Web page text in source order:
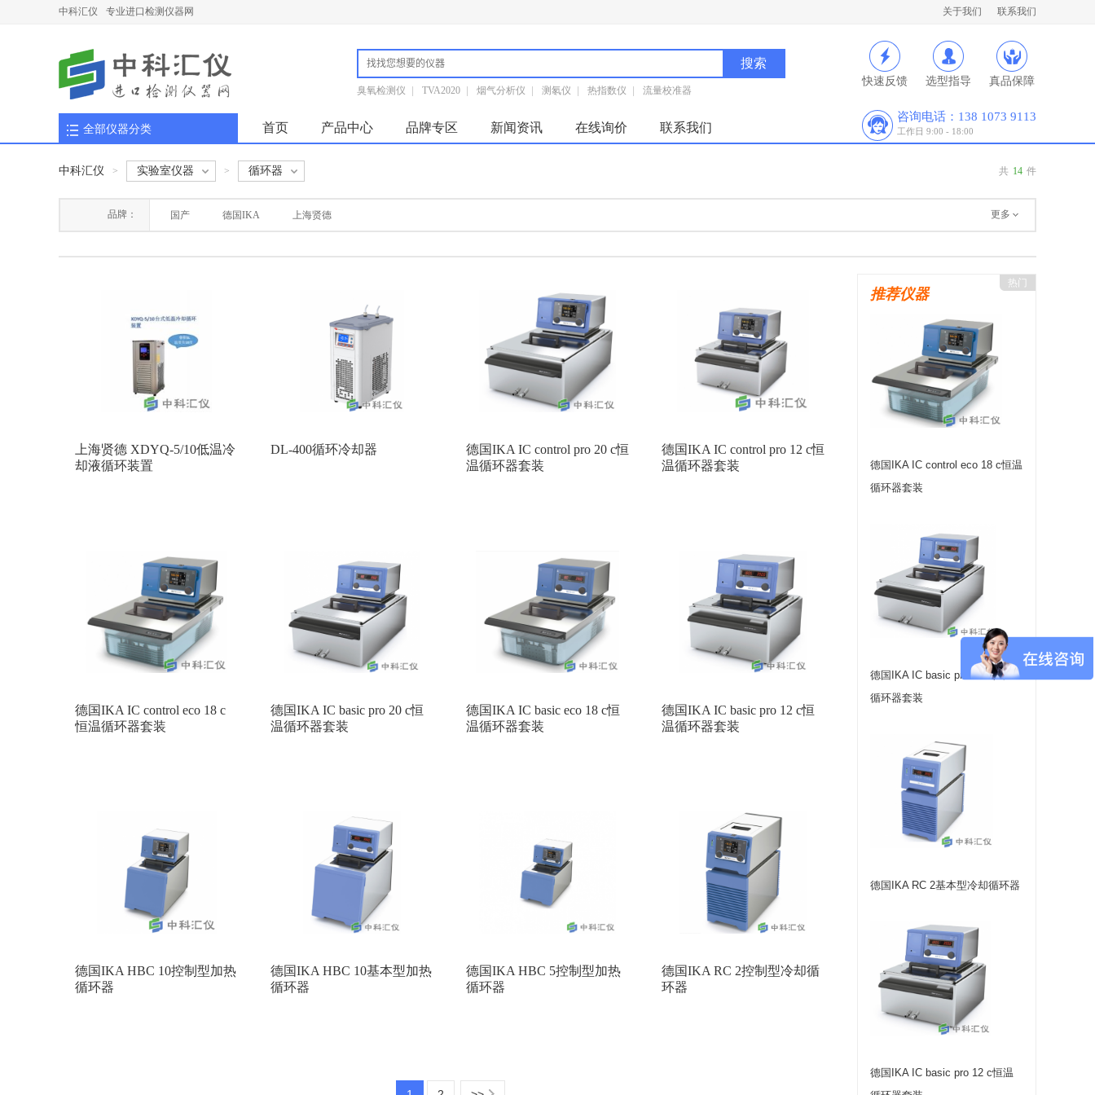
中科汇仪 专业进口检测仪器网 关于我们 联系我们
快速反馈 选型指导 真品保障
臭氧检测仪 TVA2020 烟气分析仪 测氡仪 热指数仪 流量校准器
首页 产品中心 品牌专区 新闻资讯 在线询价 联系我们
咨询电话：138 1073 9113
工作日 9:00 - 18:00
全部仪器分类
共 14 件
中科汇仪 > 实验室仪器 > 循环器
品牌： 国产 德国IKA 上海贤德 更多
上海贤德 XDYQ-5/10低温冷
却液循环装置
DL-400循环冷却器
德国IKA IC control pro 20 c恒
温循环器套装
德国IKA IC control pro 12 c恒
温循环器套装
德国IKA IC control eco 18 c
恒温循环器套装
德国IKA IC basic pro 20 c恒
温循环器套装
德国IKA IC basic eco 18 c恒
温循环器套装
德国IKA IC basic pro 12 c恒
温循环器套装
德国IKA HBC 10控制型加热
循环器
德国IKA HBC 10基本型加热
循环器
德国IKA HBC 5控制型加热
循环器
德国IKA RC 2控制型冷却循
环器
热门
推荐仪器
德国IKA IC control eco 18 c恒温
循环器套装
德国IKA IC basic pro 20 c恒温
循环器套装
德国IKA RC 2基本型冷却循环器
德国IKA IC basic pro 12 c恒温